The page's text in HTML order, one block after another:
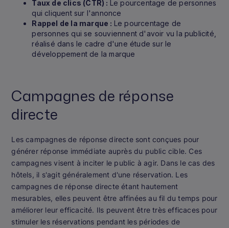
Taux de clics (CTR) :
Le pourcentage de personnes
qui cliquent sur l'annonce
Rappel de la marque : Le pourcentage de
personnes qui se souviennent d'avoir vu la publicité,
réalisé dans le cadre d'une étude sur le
développement de la marque
Campagnes de réponse
directe
Les campagnes de réponse directe sont conçues pour
générer réponse immédiate auprès du public cible. Ces
campagnes visent à inciter le public à agir. Dans le cas des
hôtels, il s'agit généralement d'une réservation. Les
campagnes de réponse directe étant hautement
mesurables, elles peuvent être affinées au fil du temps pour
améliorer leur efficacité. Ils peuvent être très efficaces pour
stimuler les réservations pendant les périodes de